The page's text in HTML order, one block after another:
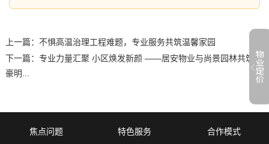
上一篇： 不惧高温治理工程难题，专业服务共筑温馨家园
下一篇： 专业力量汇聚 小区焕发新颜 ——居安物业与尚景园林共筑中
豪明...
焦点问题 特色服务 合作模式